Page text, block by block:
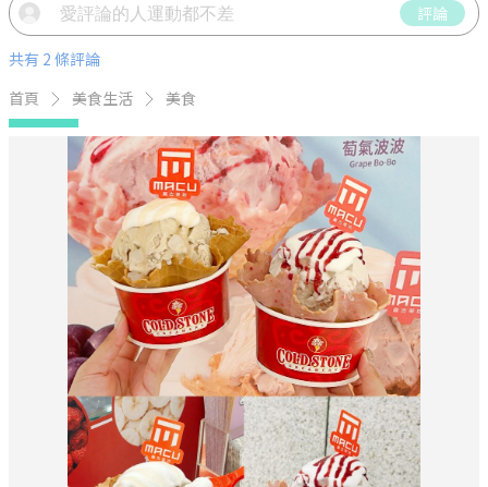
評論
共有 2 條評論
首頁
美食生活 美食